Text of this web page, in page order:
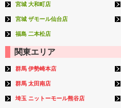
宮城 大和町店
宮城 ザモール仙台店
福島 二本松店
関東エリア
群馬 伊勢崎本店
群馬 太田南店
埼玉 ニットーモール熊谷店